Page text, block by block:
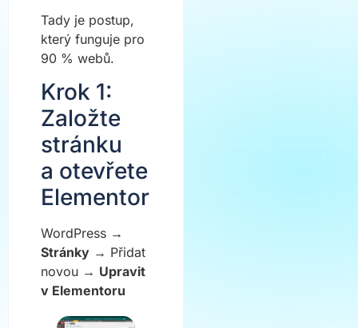
Tady je postup,
který funguje pro
90 % webů.
Krok 1:
Založte
stránku
a otevřete
Elementor
WordPress →
Stránky → Přidat
novou → Upravit
v Elementoru